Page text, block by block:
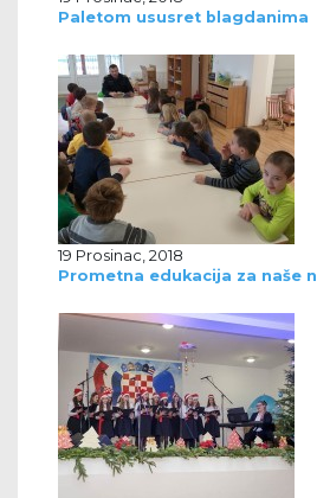
Paletom ususret blagdanima
19 Prosinac, 2018
Prometna edukacija za naše